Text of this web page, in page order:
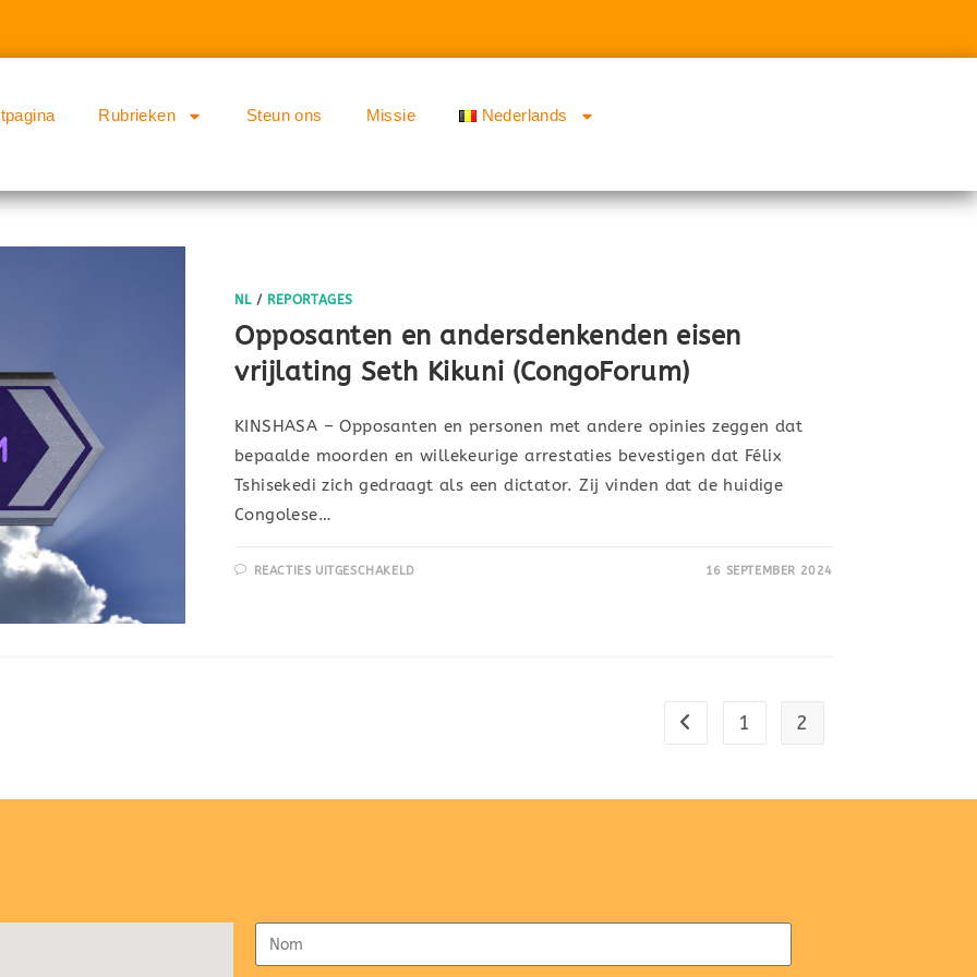
Rubrieken Steun ons Missie Nederlands
NL/ REPORTAGES
Opposanten en andersdenkenden eisen
vrijlating Seth Kikuni (CongoForum)
KINSHASA – Opposanten en personen met andere opinies zeggen dat
bepaalde moorden en willekeurige arrestaties bevestigen dat Félix
Tshisekedi zich gedraagt als een dictator. Zij vinden dat de huidige
Congolese…
REACTIES UITGESCHAKELD 16 SEPTEMBER 2024
1 2